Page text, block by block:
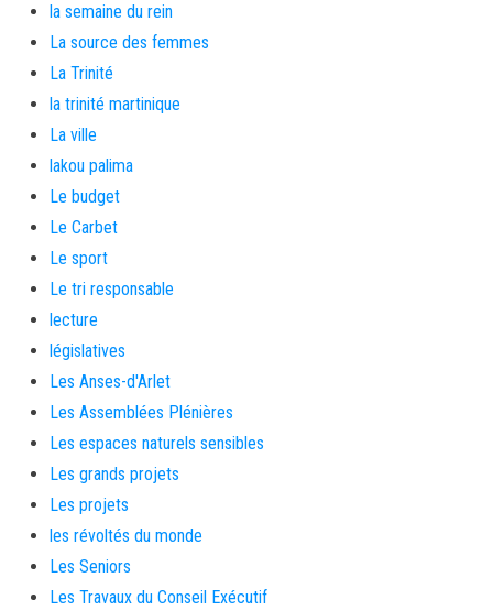
la semaine du rein
La source des femmes
La Trinité
la trinité martinique
La ville
lakou palima
Le budget
Le Carbet
Le sport
Le tri responsable
lecture
législatives
Les Anses-d'Arlet
Les Assemblées Plénières
Les espaces naturels sensibles
Les grands projets
Les projets
les révoltés du monde
Les Seniors
Les Travaux du Conseil Exécutif